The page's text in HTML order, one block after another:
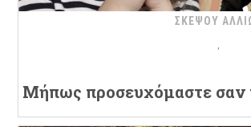
ΣΚΕΨΟΥ
Μήπως προσευχόμαστε